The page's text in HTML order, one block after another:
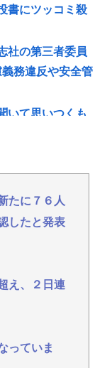
書にツッコミ殺
社の第三者委員
務違反や安全管
いて思いつくも
「折りたたまず
が示した見解
詐称して病気も
を散歩中に波に
たに７６人
したと発表
え、２日連
っていま